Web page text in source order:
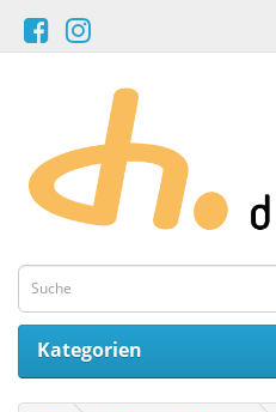
Kategorien